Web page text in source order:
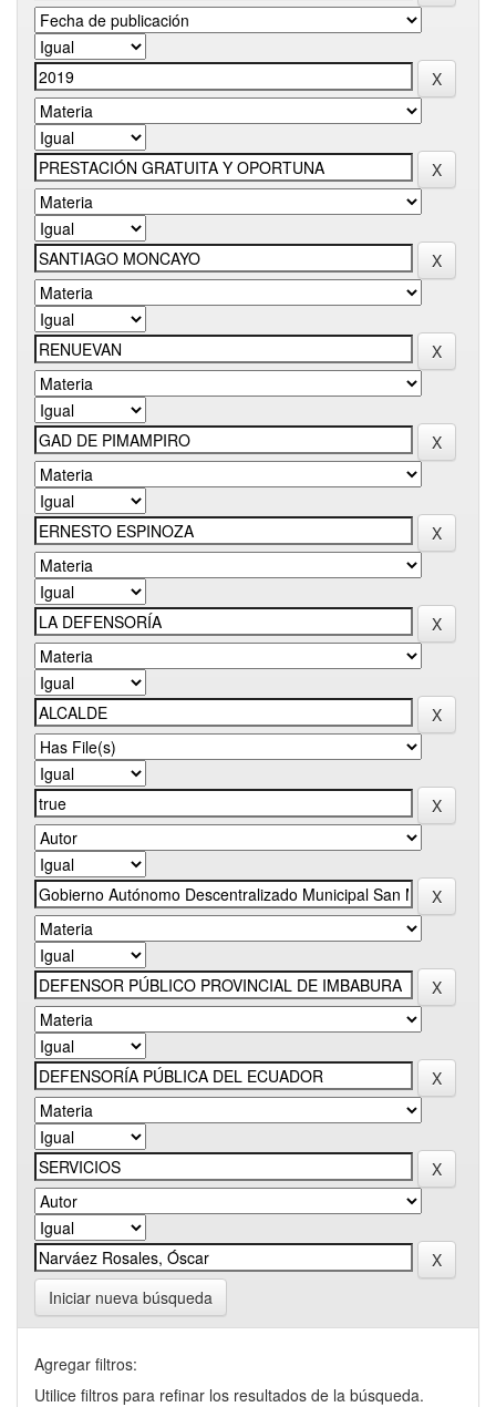
Iniciar nueva búsqueda
Agregar filtros:
Utilice filtros para refinar los resultados de la búsqueda.